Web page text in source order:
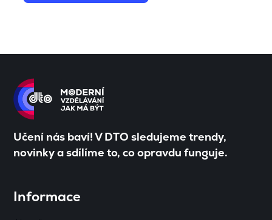
Učení nás baví! V DTO sledujeme trendy,
novinky a sdílíme to, co opravdu funguje.
Informace